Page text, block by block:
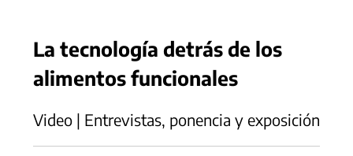
La tecnología detrás de los
alimentos funcionales
Video | Entrevistas, ponencia y exposición